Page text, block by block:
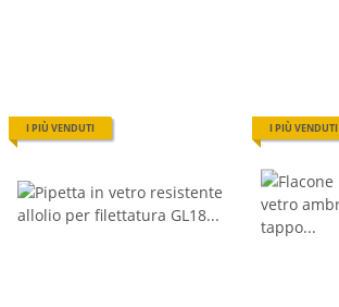
I PIÙ VENDUTI I PIÙ VENDUTI